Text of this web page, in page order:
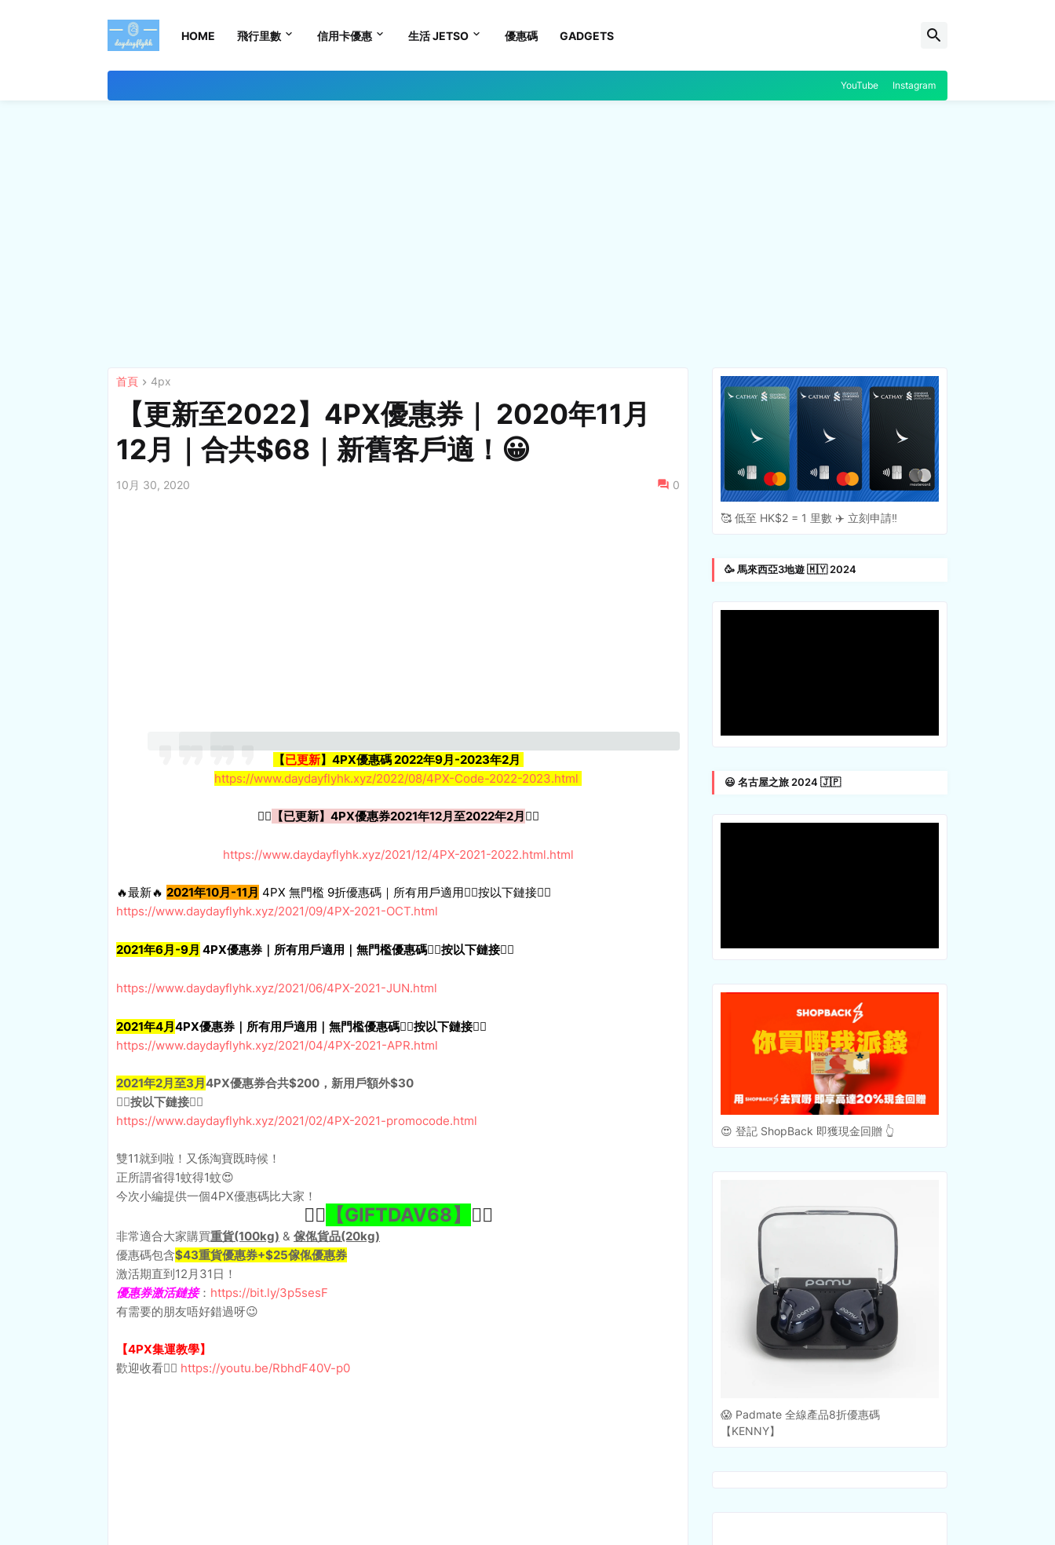
HOME 飛行里數 信用卡優惠 生活 JETSO 優惠碼 GADGETS
YouTube Instagram
首頁 4px
【更新至2022】4PX優惠券｜ 2020年11月
12月｜合共$68｜新舊客戶適！😀
10月 30, 2020 0
【已更新】4PX優惠碼 2022年9月-2023年2月
https://www.daydayflyhk.xyz/2022/08/4PX-Code-2022-2023.html
👇🏻 【已更新】4PX優惠券2021年12月至2022年2月 👇🏻
https://www.daydayflyhk.xyz/2021/12/4PX-2021-2022.html.html
🔥最新🔥 2021年10月-11月 4PX 無門檻 9折優惠碼｜所有用戶適用👇🏻按以下鏈接👇🏻
https://www.daydayflyhk.xyz/2021/09/4PX-2021-OCT.html
2021年6月-9月 4PX優惠券｜所有用戶適用｜無門檻優惠碼👇🏻按以下鏈接👇🏻
https://www.daydayflyhk.xyz/2021/06/4PX-2021-JUN.html
2021年4月 4PX優惠券｜所有用戶適用｜無門檻優惠碼👇🏻按以下鏈接👇🏻
https://www.daydayflyhk.xyz/2021/04/4PX-2021-APR.html
2021年2月至3月 4PX優惠券合共$200，新用戶額外$30
👇🏻按以下鏈接👇🏻
https://www.daydayflyhk.xyz/2021/02/4PX-2021-promocode.html
雙11就到啦！又係淘寶既時候！
正所謂省得1蚊得1蚊😍
今次小編提供一個4PX優惠碼比大家！
👉🏻 【GIFTDAV68】 👈🏻
非常適合大家購買重貨(100kg) & 傢俬貨品(20kg)
優惠碼包含$43重貨優惠券+$25傢俬優惠券
激活期直到12月31日！
優惠券激活鏈接： https://bit.ly/3p5sesF
有需要的朋友唔好錯過呀😉
【4PX集運教學】
歡迎收看👉🏻 https://youtu.be/RbhdF40V-p0
🥰 低至 HK$2 = 1 里數 ✈️ 立刻申請‼️
🥳 馬來西亞3地遊 🇲🇾 2024
😃 名古屋之旅 2024 🇯🇵
😍 登記 ShopBack 即獲現金回贈 👆
😱 Padmate 全線產品8折優惠碼
【KENNY】